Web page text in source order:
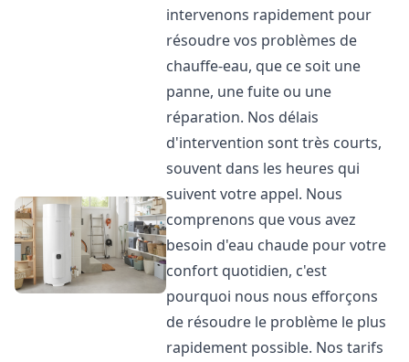
intervenons rapidement pour
résoudre vos problèmes de
chauffe-eau, que ce soit une
panne, une fuite ou une
réparation. Nos délais
d'intervention sont très courts,
souvent dans les heures qui
suivent votre appel. Nous
comprenons que vous avez
besoin d'eau chaude pour votre
confort quotidien, c'est
pourquoi nous nous efforçons
de résoudre le problème le plus
rapidement possible. Nos tarifs